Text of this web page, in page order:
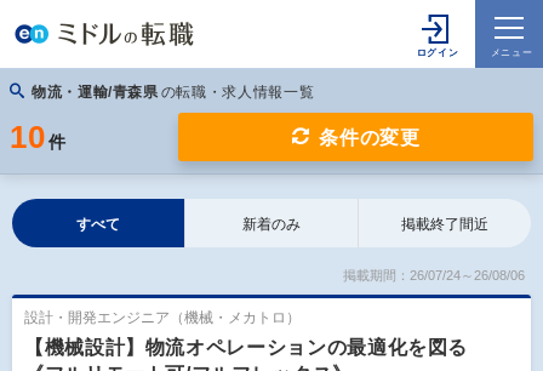
物流・運輸/青森県 の転職・求人情報一覧
10 件 条件の変更
すべて 新着のみ 掲載終了間近
掲載期間：26/07/24～26/08/06
設計・開発エンジニア（機械・メカトロ）
【機械設計】物流オペレーションの最適化を図る